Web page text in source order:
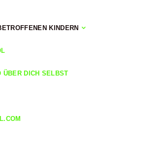
KINDERN
ÜBER DICH SELBST